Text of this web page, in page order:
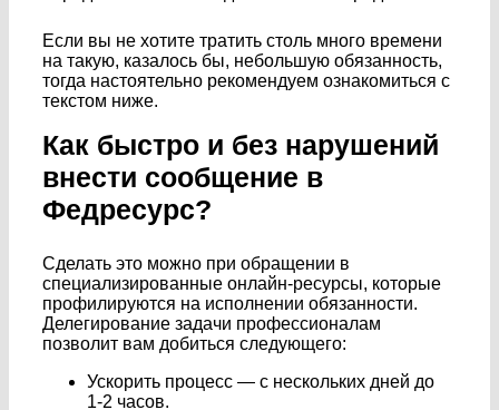
Если вы не хотите тратить столь много времени
на такую, казалось бы, небольшую обязанность,
тогда настоятельно рекомендуем ознакомиться с
текстом ниже.
Как быстро и без нарушений
внести сообщение в
Федресурс?
Сделать это можно при обращении в
специализированные онлайн-ресурсы, которые
профилируются на исполнении обязанности.
Делегирование задачи профессионалам
позволит вам добиться следующего:
Ускорить процесс — с нескольких дней до
1-2 часов.